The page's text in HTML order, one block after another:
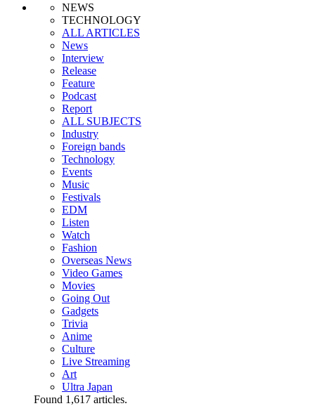
NEWS
TECHNOLOGY
ALL ARTICLES
News
Interview
Release
Feature
Podcast
Report
ALL SUBJECTS
Industry
Foreign bands
Technology
Events
Music
Festivals
EDM
Listen
Watch
Fashion
Overseas News
Video Games
Movies
Going Out
Gadgets
Trivia
Anime
Culture
Live Streaming
Art
Ultra Japan
Found 1,617 articles.